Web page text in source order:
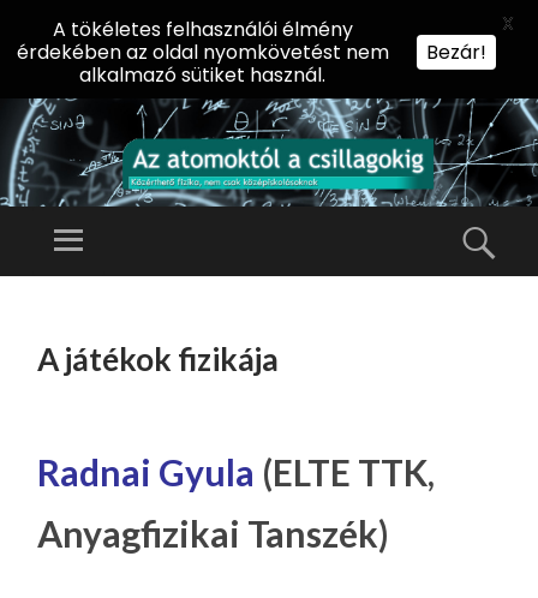
AZ
A
CS
IL
Előadássorozat
Menü
TARTALOMHOZ
A játékok fizikája
Radnai Gyula (ELTE TTK,
Anyagfizikai Tanszék)
A tökéletes felhasználói élmény
érdekében az oldal nyomkövetést nem
alkalmazó sütiket használ.
Bezár!
X